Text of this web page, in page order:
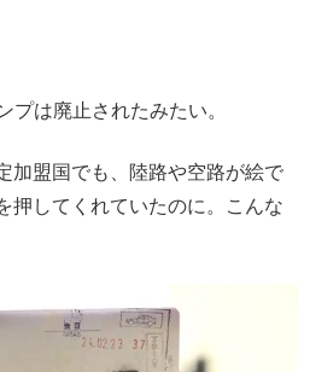
プは廃止されたみたい。
加盟国でも、陸路や空路が絵で
押してくれていたのに。こんな